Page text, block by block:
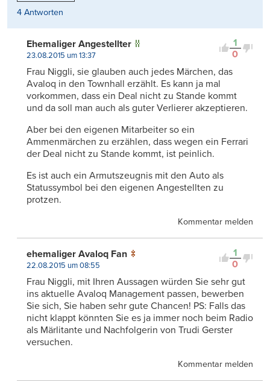
4 Antworten
1
0
Ehemaliger Angestellter
23.08.2015 um 13:37
Frau Niggli, sie glauben auch jedes Märchen, das
Avaloq in den Townhall erzählt. Es kann ja mal
vorkommen, dass ein Deal nicht zu Stande kommt
und da soll man auch als guter Verlierer akzeptieren.
Aber bei den eigenen Mitarbeiter so ein
Ammenmärchen zu erzählen, dass wegen ein Ferrari
der Deal nicht zu Stande kommt, ist peinlich.
Es ist auch ein Armutszeugnis mit den Auto als
Statussymbol bei den eigenen Angestellten zu
protzen.
Kommentar melden
1
0
ehemaliger Avaloq Fan
22.08.2015 um 08:55
Frau Niggli, mit Ihren Aussagen würden Sie sehr gut
ins aktuelle Avaloq Management passen, bewerben
Sie sich, Sie haben sehr gute Chancen! PS: Falls das
nicht klappt könnten Sie es ja immer noch beim Radio
als Märlitante und Nachfolgerin von Trudi Gerster
versuchen.
Kommentar melden